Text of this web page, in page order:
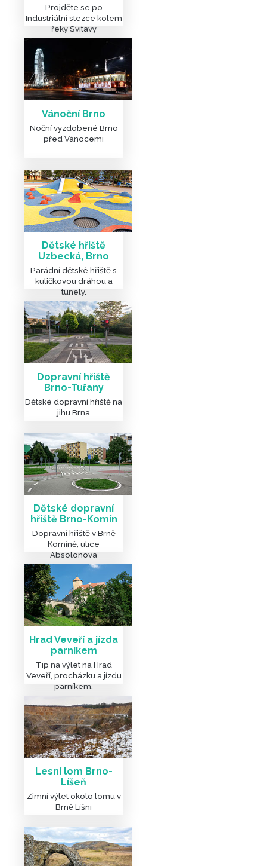
Projděte se po
Industriální stezce kolem
řeky Svitavy
Vánoční Brno
Noční vyzdobené Brno
před Vánocemi
Dětské hřiště
Uzbecká, Brno
Parádní dětské hřiště s
kuličkovou dráhou a
tunely.
Dopravní hřiště
Brno-Tuřany
Dětské dopravní hřiště na
jihu Brna
Dětské dopravní
hřiště Brno-Komín
Dopravní hřiště v Brně
Komíně, ulice
Absolonova
Hrad Veveří a jízda
parníkem
Tip na výlet na Hrad
Veveří, procházku a jízdu
parníkem.
Lesní lom Brno-
Líšeň
Zimní výlet okolo lomu v
Brně Líšni